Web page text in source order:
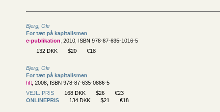
Bjerg, Ole
For tæt på kapitalismen
e-publikation , 2010, ISBN 978-87-635-1016-5
132 DKK
$20 €18
Bjerg, Ole
For tæt på kapitalismen
hft , 2008, ISBN 978-87-635-0886-5
VEJL. PRIS
168 DKK $26
€23
ONLINEPRIS
134 DKK $21 €18